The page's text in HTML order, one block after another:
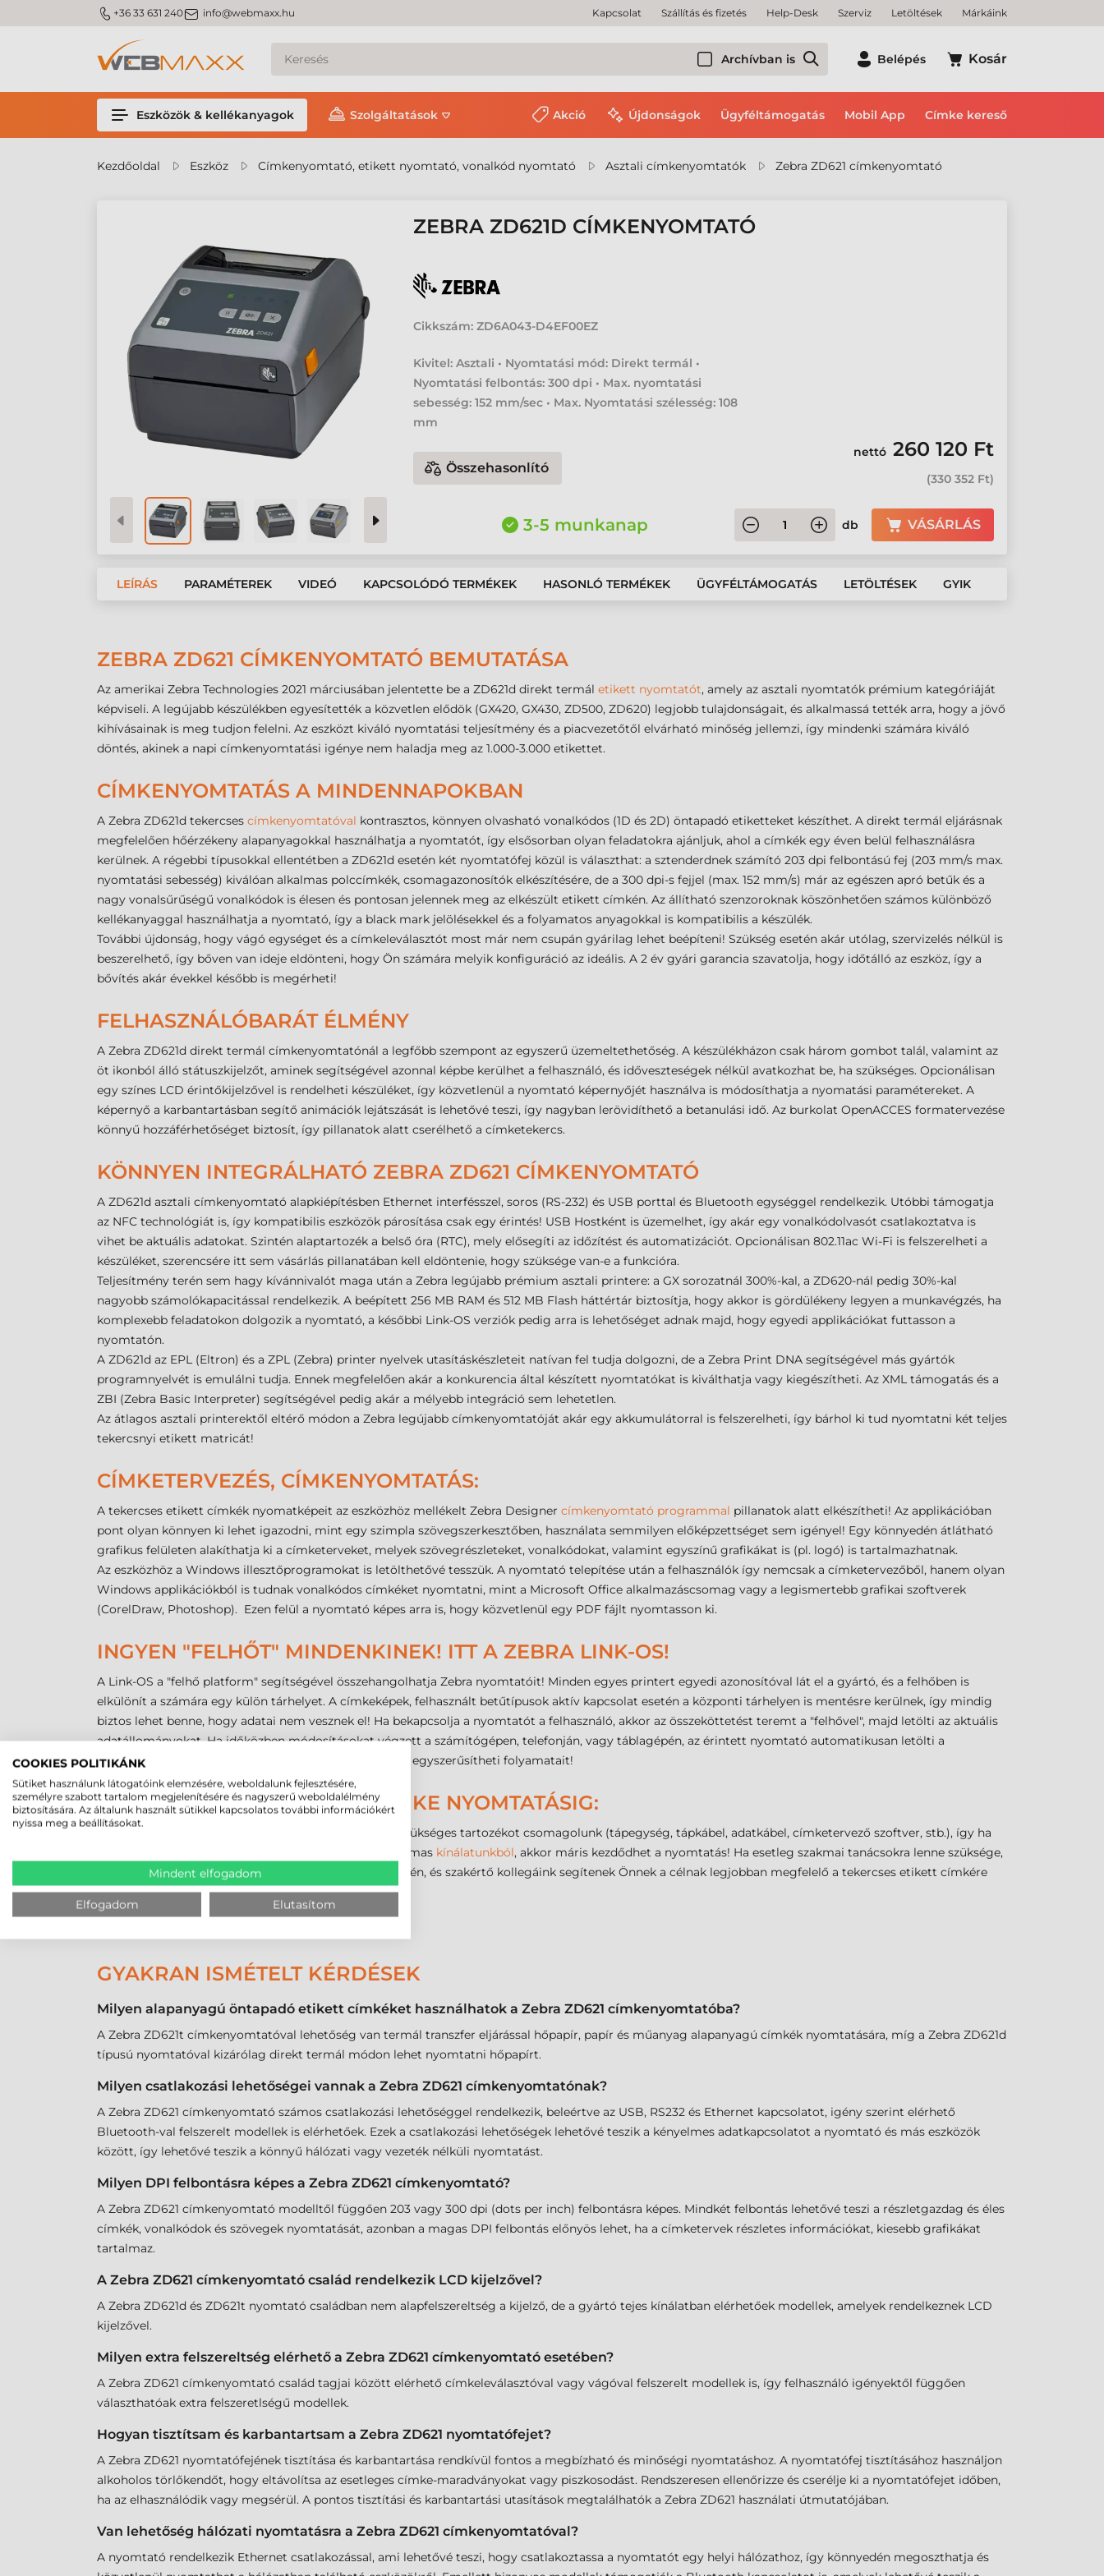
m_phone +36 33 631 240m_email info@webmaxx.hu Kapcsolat Szállítás és fizetés Help-Desk Szerviz Letöltések Márkáink
Archívban is Belépés Kosár
Eszközök & kellékanyagok Szolgáltatások Akció Újdonságok Ügyféltámogatás Mobil App Címke kereső
Kezdőoldal Eszköz Címkenyomtató, etikett nyomtató, vonalkód nyomtató Asztali címkenyomtatók Zebra ZD621 címkenyomtató
ZEBRA ZD621D CÍMKENYOMTATÓ
Cikkszám: ZD6A043-D4EF00EZ
Kivitel: Asztali • Nyomtatási mód: Direkt termál •
Nyomtatási felbontás: 300 dpi • Max. nyomtatási
sebesség: 152 mm/sec • Max. Nyomtatási szélesség: 108
mm
Összehasonlító
nettó 260 120 Ft
(330 352 Ft)
3-5 munkanap db VÁSÁRLÁS
LEÍRÁS PARAMÉTEREK VIDEÓ KAPCSOLÓDÓ TERMÉKEK HASONLÓ TERMÉKEK ÜGYFÉLTÁMOGATÁS LETÖLTÉSEK GYIK
ZEBRA ZD621 CÍMKENYOMTATÓ BEMUTATÁSA
Az amerikai Zebra Technologies 2021 márciusában jelentette be a ZD621d direkt termál etikett nyomtatót, amely az asztali nyomtatók prémium kategóriáját
képviseli. A legújabb készülékben egyesítették a közvetlen elődök (GX420, GX430, ZD500, ZD620) legjobb tulajdonságait, és alkalmassá tették arra, hogy a jövő
kihívásainak is meg tudjon felelni. Az eszközt kiváló nyomtatási teljesítmény és a piacvezetőtől elvárható minőség jellemzi, így mindenki számára kiváló
döntés, akinek a napi címkenyomtatási igénye nem haladja meg az 1.000-3.000 etikettet.
CÍMKENYOMTATÁS A MINDENNAPOKBAN
A Zebra ZD621d tekercses címkenyomtatóval kontrasztos, könnyen olvasható vonalkódos (1D és 2D) öntapadó etiketteket készíthet. A direkt termál eljárásnak
megfelelően hőérzékeny alapanyagokkal használhatja a nyomtatót, így elsősorban olyan feladatokra ajánljuk, ahol a címkék egy éven belül felhasználásra
kerülnek. A régebbi típusokkal ellentétben a ZD621d esetén két nyomtatófej közül is választhat: a sztenderdnek számító 203 dpi felbontású fej (203 mm/s max.
nyomtatási sebesség) kiválóan alkalmas polccímkék, csomagazonosítók elkészítésére, de a 300 dpi-s fejjel (max. 152 mm/s) már az egészen apró betűk és a
nagy vonalsűrűségű vonalkódok is élesen és pontosan jelennek meg az elkészült etikett címkén. Az állítható szenzoroknak köszönhetően számos különböző
kellékanyaggal használhatja a nyomtató, így a black mark jelölésekkel és a folyamatos anyagokkal is kompatibilis a készülék.
További újdonság, hogy vágó egységet és a címkeleválasztót most már nem csupán gyárilag lehet beépíteni! Szükség esetén akár utólag, szervizelés nélkül is
beszerelhető, így bőven van ideje eldönteni, hogy Ön számára melyik konfiguráció az ideális. A 2 év gyári garancia szavatolja, hogy időtálló az eszköz, így a
bővítés akár évekkel később is megérheti!
FELHASZNÁLÓBARÁT ÉLMÉNY
A Zebra ZD621d direkt termál címkenyomtatónál a legfőbb szempont az egyszerű üzemeltethetőség. A készülékházon csak három gombot talál, valamint az
öt ikonból álló státuszkijelzőt, aminek segítségével azonnal képbe kerülhet a felhasználó, és időveszteségek nélkül avatkozhat be, ha szükséges. Opcionálisan
egy színes LCD érintőkijelzővel is rendelheti készüléket, így közvetlenül a nyomtató képernyőjét használva is módosíthatja a nyomatási paramétereket. A
képernyő a karbantartásban segítő animációk lejátszását is lehetővé teszi, így nagyban lerövidíthető a betanulási idő. Az burkolat OpenACCES formatervezése
könnyű hozzáférhetőséget biztosít, így pillanatok alatt cserélhető a címketekercs.
KÖNNYEN INTEGRÁLHATÓ ZEBRA ZD621 CÍMKENYOMTATÓ
A ZD621d asztali címkenyomtató alapkiépítésben Ethernet interfésszel, soros (RS-232) és USB porttal és Bluetooth egységgel rendelkezik. Utóbbi támogatja
az NFC technológiát is, így kompatibilis eszközök párosítása csak egy érintés! USB Hostként is üzemelhet, így akár egy vonalkódolvasót csatlakoztatva is
vihet be aktuális adatokat. Szintén alaptartozék a belső óra (RTC), mely elősegíti az időzítést és automatizációt. Opcionálisan 802.11ac Wi-Fi is felszerelheti a
készüléket, szerencsére itt sem vásárlás pillanatában kell eldöntenie, hogy szüksége van-e a funkcióra.
Teljesítmény terén sem hagy kívánnivalót maga után a Zebra legújabb prémium asztali printere: a GX sorozatnál 300%-kal, a ZD620-nál pedig 30%-kal
nagyobb számolókapacitással rendelkezik. A beépített 256 MB RAM és 512 MB Flash háttértár biztosítja, hogy akkor is gördülékeny legyen a munkavégzés, ha
komplexebb feladatokon dolgozik a nyomtató, a későbbi Link-OS verziók pedig arra is lehetőséget adnak majd, hogy egyedi applikációkat futtasson a
nyomtatón.
A ZD621d az EPL (Eltron) és a ZPL (Zebra) printer nyelvek utasításkészleteit natívan fel tudja dolgozni, de a Zebra Print DNA segítségével más gyártók
programnyelvét is emulálni tudja. Ennek megfelelően akár a konkurencia által készített nyomtatókat is kiválthatja vagy kiegészítheti. Az XML támogatás és a
ZBI (Zebra Basic Interpreter) segítségével pedig akár a mélyebb integráció sem lehetetlen.
Az átlagos asztali printerektől eltérő módon a Zebra legújabb címkenyomtatóját akár egy akkumulátorral is felszerelheti, így bárhol ki tud nyomtatni két teljes
tekercsnyi etikett matricát!
CÍMKETERVEZÉS, CÍMKENYOMTATÁS:
A tekercses etikett címkék nyomatképeit az eszközhöz mellékelt Zebra Designer címkenyomtató programmal pillanatok alatt elkészítheti! Az applikációban
pont olyan könnyen ki lehet igazodni, mint egy szimpla szövegszerkesztőben, használata semmilyen előképzettséget sem igényel! Egy könnyedén átlátható
grafikus felületen alakíthatja ki a címketerveket, melyek szövegrészleteket, vonalkódokat, valamint egyszínű grafikákat is (pl. logó) is tartalmazhatnak.
Az eszközhöz a Windows illesztőprogramokat is letölthetővé tesszük. A nyomtató telepítése után a felhasználók így nemcsak a címketervezőből, hanem olyan
Windows applikációkból is tudnak vonalkódos címkéket nyomtatni, mint a Microsoft Office alkalmazáscsomag vagy a legismertebb grafikai szoftverek
(CorelDraw, Photoshop). Ezen felül a nyomtató képes arra is, hogy közvetlenül egy PDF fájlt nyomtasson ki.
INGYEN "FELHŐT" MINDENKINEK! ITT A ZEBRA LINK-OS!
A Link-OS a "felhő platform" segítségével összehangolhatja Zebra nyomtatóit! Minden egyes printert egyedi azonosítóval lát el a gyártó, és a felhőben is
elkülönít a számára egy külön tárhelyet. A címkeképek, felhasznált betűtípusok aktív kapcsolat esetén a központi tárhelyen is mentésre kerülnek, így mindig
biztos lehet benne, hogy adatai nem vesznek el! Ha bekapcsolja a nyomtatót a felhasználó, akkor az összeköttetést teremt a "felhővel", majd letölti az aktuális
adatállományokat. Ha időközben módosításokat végzett a számítógépen, telefonján, vagy táblagépén, az érintett nyomtató automatikusan letölti a
legfrissebb adatokat. Mindezzel időt takaríthat meg és egyszerűsítheti folyamatait!
VÁSÁRLÁSTÓL AZ ETIKETT CÍMKE NYOMTATÁSIG:
A Zebra ZD621d tekercses etikett printerhez minden szükséges tartozékot csomagolunk (tápegység, tápkábel, adatkábel, címketervező szoftver, stb.), így ha
sikerül kiválasztania a megfelelő kellékanyagot a hatalmas kínálatunkból, akkor máris kezdődhet a nyomtatás! Ha esetleg szakmai tanácsokra lenne szüksége,
hívjon minket bátran aközponti elérhetőségeink
egyikén, és szakértő kollegáink segítenek Önnek a célnak legjobban megfelelő a tekercses etikett címkére
rátalálni!
GYAKRAN ISMÉTELT KÉRDÉSEK
Milyen alapanyagú öntapadó etikett címkéket használhatok a Zebra ZD621 címkenyomtatóba?
A Zebra ZD621t címkenyomtatóval lehetőség van termál transzfer eljárással hőpapír, papír és műanyag alapanyagú címkék nyomtatására, míg a Zebra ZD621d
típusú nyomtatóval kizárólag direkt termál módon lehet nyomtatni hőpapírt.
Milyen csatlakozási lehetőségei vannak a Zebra ZD621 címkenyomtatónak?
A Zebra ZD621 címkenyomtató számos csatlakozási lehetőséggel rendelkezik, beleértve az USB, RS232 és Ethernet kapcsolatot, igény szerint elérhető
Bluetooth-val felszerelt modellek is elérhetőek. Ezek a csatlakozási lehetőségek lehetővé teszik a kényelmes adatkapcsolatot a nyomtató és más eszközök
között, így lehetővé teszik a könnyű hálózati vagy vezeték nélküli nyomtatást.
Milyen DPI felbontásra képes a Zebra ZD621 címkenyomtató?
A Zebra ZD621 címkenyomtató modelltől függően 203 vagy 300 dpi (dots per inch) felbontásra képes. Mindkét felbontás lehetővé teszi a részletgazdag és éles
címkék, vonalkódok és szövegek nyomtatását, azonban a magas DPI felbontás előnyös lehet, ha a címketervek részletes információkat, kiesebb grafikákat
tartalmaz.
A Zebra ZD621 címkenyomtató család rendelkezik LCD kijelzővel?
A Zebra ZD621d és ZD621t nyomtató családban nem alapfelszereltség a kijelző, de a gyártó tejes kínálatban elérhetőek modellek, amelyek rendelkeznek LCD
kijelzővel.
Milyen extra felszereltség elérhető a Zebra ZD621 címkenyomtató esetében?
A Zebra ZD621 címkenyomtató család tagjai között elérhető címkeleválasztóval vagy vágóval felszerelt modellek is, így felhasználó igényektől függően
választhatóak extra felszeretlségű modellek.
Hogyan tisztítsam és karbantartsam a Zebra ZD621 nyomtatófejet?
A Zebra ZD621 nyomtatófejének tisztítása és karbantartása rendkívül fontos a megbízható és minőségi nyomtatáshoz. A nyomtatófej tisztításához használjon
alkoholos törlőkendőt, hogy eltávolítsa az esetleges címke-maradványokat vagy piszkosodást. Rendszeresen ellenőrizze és cserélje ki a nyomtatófejet időben,
ha az elhasználódik vagy megsérül. A pontos tisztítási és karbantartási utasítások megtalálhatók a Zebra ZD621 használati útmutatójában.
Van lehetőség hálózati nyomtatásra a Zebra ZD621 címkenyomtatóval?
A nyomtató rendelkezik Ethernet csatlakozással, ami lehetővé teszi, hogy csatlakoztassa a nyomtatót egy helyi hálózathoz, így könnyedén megoszthatja és
COOKIES POLITIKÁNK
Sütiket használunk látogatóink elemzésére, weboldalunk fejlesztésére,
személyre szabott tartalom megjelenítésére és nagyszerű weboldalélmény
biztosítására. Az általunk használt sütikkel kapcsolatos további információkért
nyissa meg a beállításokat.
Mindent elfogadom
Elfogadom Elutasítom